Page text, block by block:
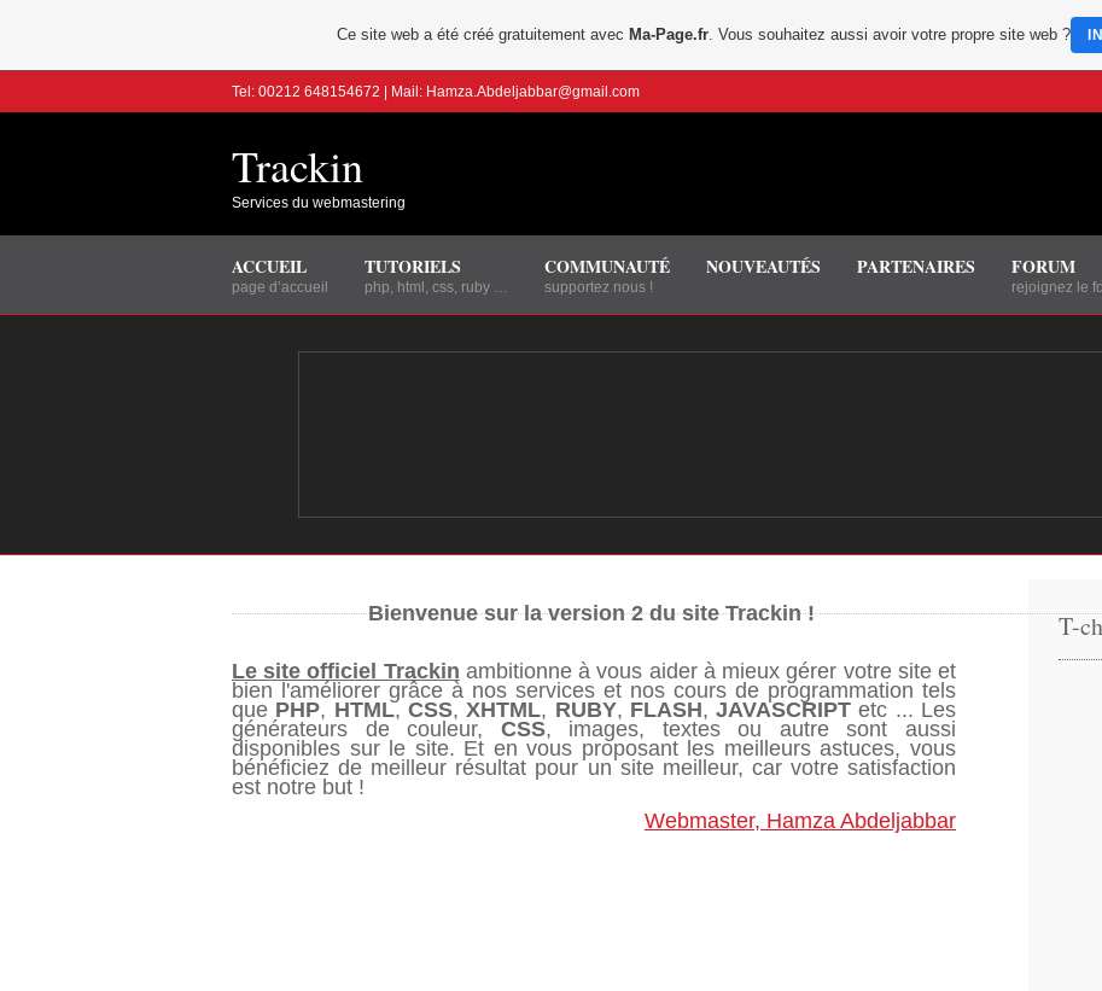
Tel: 00212 648154672 | Mail: Hamza.Abdeljabbar@gmail.com
Trackin
Services du webmastering
ACCUEIL
page d’accueil
TUTORIELS
php, html, css, ruby …
COMMUNAUTÉ
supportez nous !
NOUVEAUTÉS PARTENAIRES FORUM
rejoignez le
Bienvenue sur la version 2 du site Trackin !
Le site officiel Trackin ambitionne à vous aider à mieux gérer votre site et
bien l'améliorer grâce à nos services et nos cours de programmation tels
que PHP, HTML, CSS,XHTML, RUBY, FLASH, JAVASCRIPT etc ... Les
générateurs de couleur, CSS, images, textes ou autre sont aussi
disponibles sur le site. Et en vous proposant les meilleurs astuces, vous
bénéficiez de meilleur résultat pour un site meilleur, car votre satisfaction
est notre but !
Webmaster, Hamza Abdeljabbar
T-
Ce site web a été créé gratuitement avec Ma-Page.fr. Vous souhaitez aussi avoir votre propre site web ?